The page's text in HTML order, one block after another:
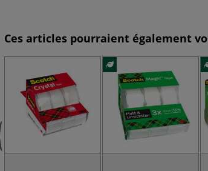
Ces articles pourraient également